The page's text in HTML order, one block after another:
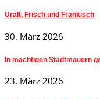
Uralt, Frisch und Fränkisch
30. März 2026
In mächtigen Stadtmauern
23. März 2026